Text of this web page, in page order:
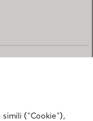
(“Cookie”),